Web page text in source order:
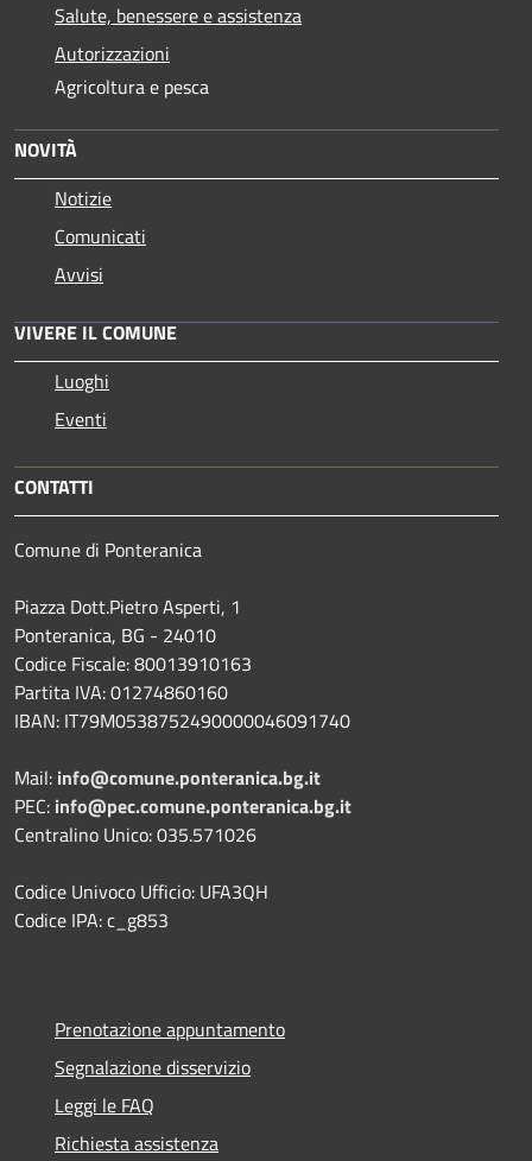
Salute, benessere e assistenza
Autorizzazioni
Agricoltura e pesca
NOVITÀ
Notizie
Comunicati
Avvisi
VIVERE IL COMUNE
Luoghi
Eventi
CONTATTI
Comune di Ponteranica
Piazza Dott.Pietro Asperti, 1
Ponteranica, BG - 24010
Codice Fiscale: 80013910163
Partita IVA: 01274860160
IBAN: IT79M0538752490000046091740
Mail: info@comune.ponteranica.bg.it
PEC: info@pec.comune.ponteranica.bg.it
Centralino Unico: 035.571026
Codice Univoco Ufficio: UFA3QH
Codice IPA: c_g853
Prenotazione appuntamento
Segnalazione disservizio
Leggi le FAQ
Richiesta assistenza